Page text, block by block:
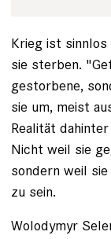
Krieg ist
sie sterben.
gestorbene,
sie um, meist
Realität
Nicht weil sie
sondern weil
zu sein.
Wolodymyr